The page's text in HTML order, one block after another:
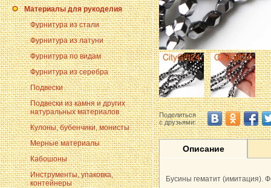
Материалы для рукоделия
Фурнитура из стали
Фурнитура из латуни
Фурнитура по видам
Фурнитура из серебра
Подвески
Подвески из камня и других
натуральных материалов
Кулоны, бубенчики, монисты
Мерные материалы
Кабошоны
Инструменты, упаковка,
контейнеры
Поделиться
с друзьями:
Описание
Бусины гематит (имитация).